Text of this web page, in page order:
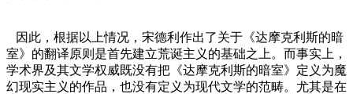
因此，根据以上情况，宋德利作出了关于《达摩克利斯的暗
室》的翻译原则是首先建立荒诞主义的基础之上。而事实上，
学术界及其文学权威既没有把《达摩克利斯的暗室》定义为魔
幻现实主义的作品，也没有定义为现代文学的范畴。尤其是在